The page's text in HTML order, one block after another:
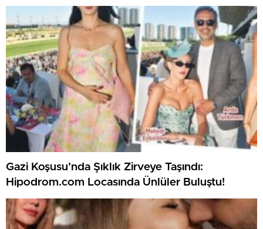
Gazi Koşusu’nda Şıklık Zirveye Taşındı:
Hipodrom.com Locasında Ünlüler Buluştu!